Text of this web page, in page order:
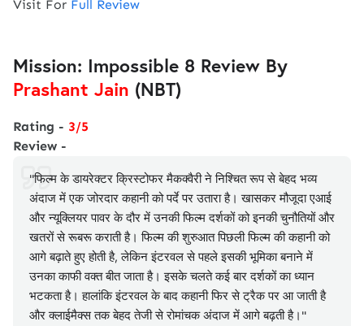
Visit For Full Review
Mission: Impossible 8 Review By
Prashant Jain (NBT)
Rating - 3/5
Review -
"फिल्म के डायरेक्टर क्रिस्टोफर मैकक्वैरी ने निश्चित रूप से बेहद भव्य
अंदाज में एक जोरदार कहानी को पर्दे पर उतारा है। खासकर मौजूदा एआई
और न्यूक्लियर पावर के दौर में उनकी फिल्म दर्शकों को इनकी चुनौतियों और
खतरों से रूबरू कराती है। फिल्म की शुरुआत पिछली फिल्म की कहानी को
आगे बढ़ाते हुए होती है, लेकिन इंटरवल से पहले इसकी भूमिका बनाने में
उनका काफी वक्त बीत जाता है। इसके चलते कई बार दर्शकों का ध्यान
भटकता है। हालांकि इंटरवल के बाद कहानी फिर से ट्रैक पर आ जाती है
और क्लाईमैक्स तक बेहद तेजी से रोमांचक अंदाज में आगे बढ़ती है।"